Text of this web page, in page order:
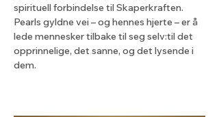
spirituell forbindelse til Skaperkraften.
Pearls gyldne vei – og hennes hjerte – er å
lede mennesker tilbake til seg selv:til det
opprinnelige, det sanne, og det lysende i
dem.